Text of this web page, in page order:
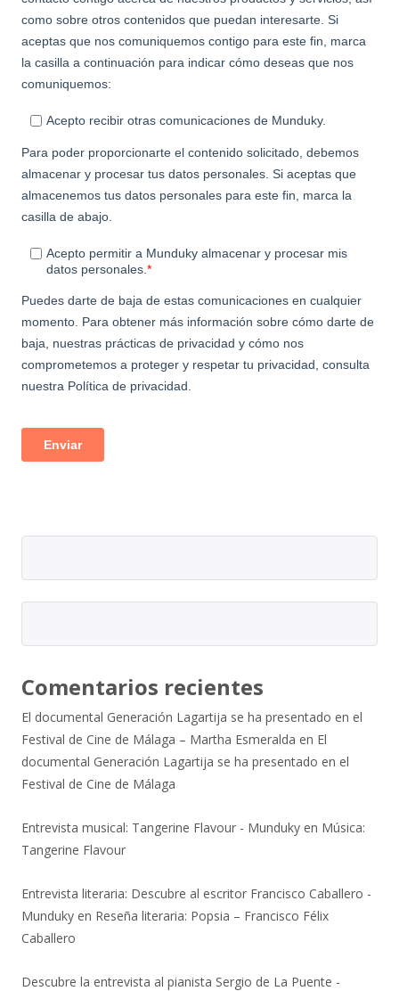
Comentarios recientes
El documental Generación Lagartija se ha presentado en el
Festival de Cine de Málaga – Martha Esmeralda en El
documental Generación Lagartija se ha presentado en el
Festival de Cine de Málaga
Entrevista musical: Tangerine Flavour - Munduky en Música:
Tangerine Flavour
Entrevista literaria: Descubre al escritor Francisco Caballero -
Munduky en Reseña literaria: Popsia – Francisco Félix
Caballero
Descubre la entrevista al pianista Sergio de La Puente -